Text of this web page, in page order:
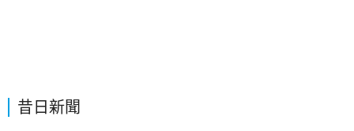
昔日新聞